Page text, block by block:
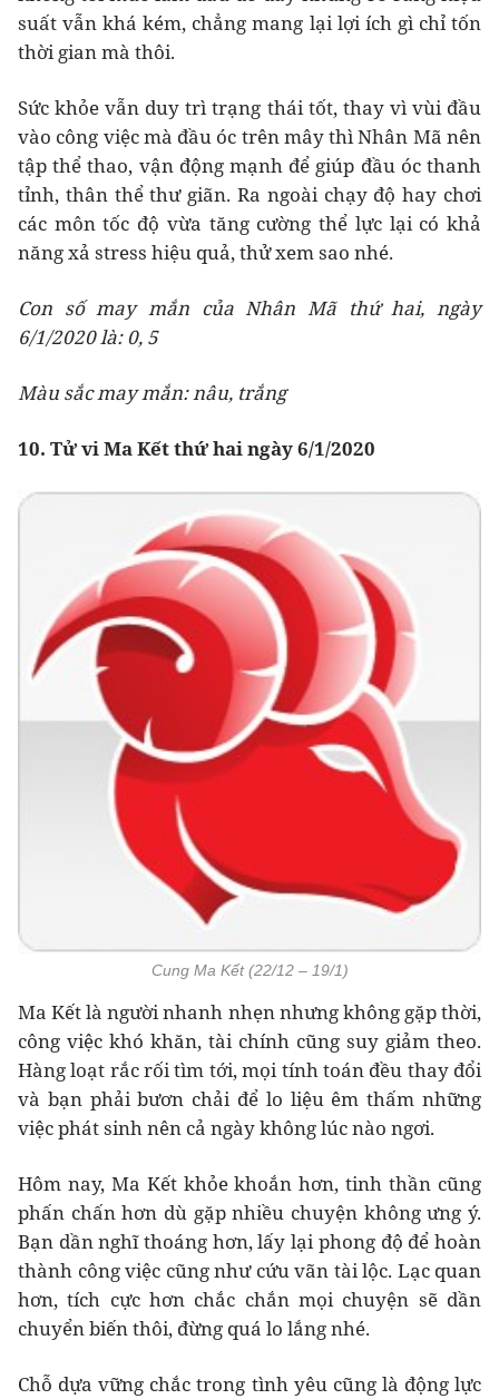
suất vẫn khá kém, chẳng mang lại lợi ích gì chỉ tốn
thời gian mà thôi.
Sức khỏe vẫn duy trì trạng thái tốt, thay vì vùi đầu
vào công việc mà đầu óc trên mây thì Nhân Mã nên
tập thể thao, vận động mạnh để giúp đầu óc thanh
tỉnh, thân thể thư giãn. Ra ngoài chạy độ hay chơi
các môn tốc độ vừa tăng cường thể lực lại có khả
năng xả stress hiệu quả, thử xem sao nhé.
Con số may mắn của Nhân Mã thứ hai, ngày
6/1/2020 là: 0, 5
Màu sắc may mắn: nâu, trắng
10. Tử vi Ma Kết thứ hai ngày 6/1/2020
Cung Ma Kết (22/12 – 19/1)
Ma Kết là người nhanh nhẹn nhưng không gặp thời,
công việc khó khăn, tài chính cũng suy giảm theo.
Hàng loạt rắc rối tìm tới, mọi tính toán đều thay đổi
và bạn phải bươn chải để lo liệu êm thấm những
việc phát sinh nên cả ngày không lúc nào ngơi.
Hôm nay, Ma Kết khỏe khoắn hơn, tinh thần cũng
phấn chấn hơn dù gặp nhiều chuyện không ưng ý.
Bạn dần nghĩ thoáng hơn, lấy lại phong độ để hoàn
thành công việc cũng như cứu vãn tài lộc. Lạc quan
hơn, tích cực hơn chắc chắn mọi chuyện sẽ dần
chuyển biến thôi, đừng quá lo lắng nhé.
Chỗ dựa vững chắc trong tình yêu cũng là động lực